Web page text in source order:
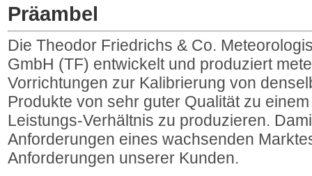
Präambel
Die Theodor Friedrichs & Co.
GmbH (TF) entwickelt und produziert
Vorrichtungen zur Kalibrierung von
Produkte von sehr guter Qualität zu
Leistungs-Verhältnis zu produzieren.
Anforderungen eines wachsenden
Anforderungen unserer Kunden.